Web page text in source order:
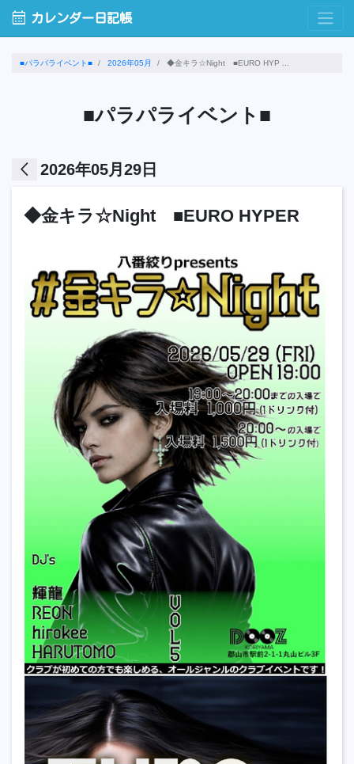
calendar_month カレンダー日記帳
■パラパライベント■ 2026年05月 ◆金キラ☆Night ■EURO HYP ...
■パラパライベント■
arrow_back_ios 2026年05月29日
◆金キラ☆Night ■EURO HYPER